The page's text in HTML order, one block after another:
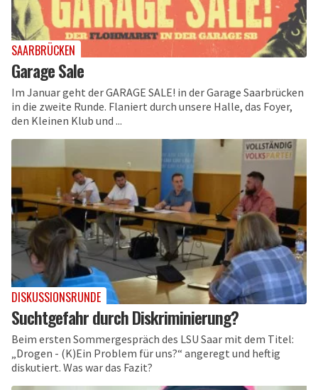
SAARBRÜCKEN
Garage Sale
Im Januar geht der GARAGE SALE! in der Garage Saarbrücken
in die zweite Runde. Flaniert durch unsere Halle, das Foyer,
den Kleinen Klub und ...
DISKUSSIONSRUNDE
Suchtgefahr durch Diskriminierung?
Beim ersten Sommergespräch des LSU Saar mit dem Titel:
„Drogen - (K)Ein Problem für uns?“ angeregt und heftig
diskutiert. Was war das Fazit?